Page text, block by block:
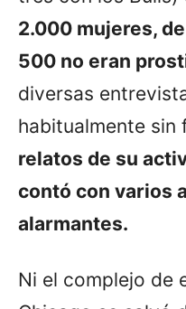
2.000 mujeres,
500 no eran
diversas
habitualmente sin
relatos de su
contó con varios
alarmantes.
Ni el complejo de